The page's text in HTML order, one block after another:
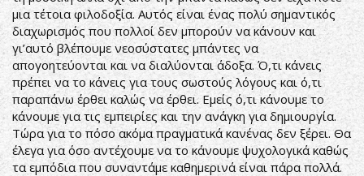
μια τέτοια φιλοδοξία. Αυτός είναι ένας πολύ σημαντικός
διαχωρισμός που πολλοί δεν μπορούν να κάνουν και
γι’αυτό βλέπουμε νεοσύστατες μπάντες να
απογοητεύονται και να διαλύονται άδοξα. Ό,τι κάνεις
πρέπει να το κάνεις για τους σωστούς λόγους και ό,τι
παραπάνω έρθει καλώς να έρθει. Εμείς ό,τι κάνουμε το
κάνουμε για τις εμπειρίες και την ανάγκη για δημιουργία.
Τώρα για το πόσο ακόμα πραγματικά κανένας δεν ξέρει. Θα
έλεγα για όσο αντέχουμε να το κάνουμε ψυχολογικά καθώς
τα εμπόδια που συναντάμε καθημερινά είναι πάρα πολλά.